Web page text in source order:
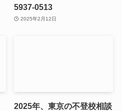
5937-0513
2025年2月12日
2025年、東京の不登校相談